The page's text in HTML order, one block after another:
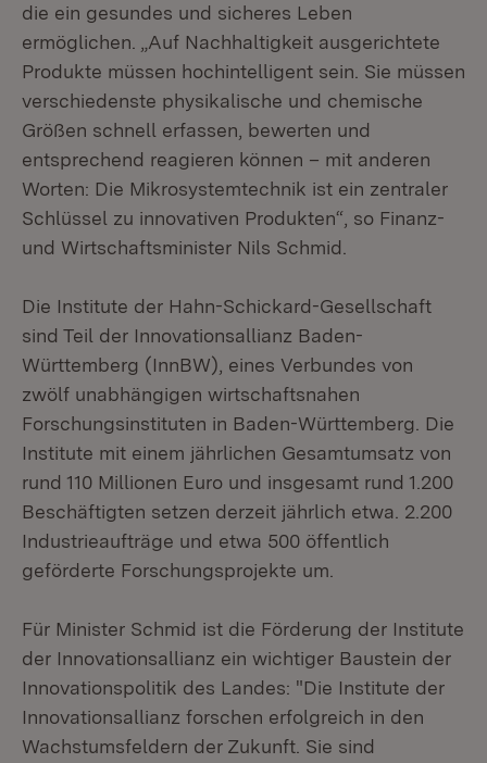
die ein gesundes und sicheres Leben
ermöglichen. „Auf Nachhaltigkeit ausgerichtete
Produkte müssen hochintelligent sein. Sie müssen
verschiedenste physikalische und chemische
Größen schnell erfassen, bewerten und
entsprechend reagieren können – mit anderen
Worten: Die Mikrosystemtechnik ist ein zentraler
Schlüssel zu innovativen Produkten“, so Finanz-
und Wirtschaftsminister Nils Schmid.
Die Institute der Hahn-Schickard-Gesellschaft
sind Teil der Innovationsallianz Baden-
Württemberg (InnBW), eines Verbundes von
zwölf unabhängigen wirtschaftsnahen
Forschungsinstituten in Baden-Württemberg. Die
Institute mit einem jährlichen Gesamtumsatz von
rund 110 Millionen Euro und insgesamt rund 1.200
Beschäftigten setzen derzeit jährlich etwa. 2.200
Industrieaufträge und etwa 500 öffentlich
geförderte Forschungsprojekte um.
Für Minister Schmid ist die Förderung der Institute
der Innovationsallianz ein wichtiger Baustein der
Innovationspolitik des Landes: "Die Institute der
Innovationsallianz forschen erfolgreich in den
Wachstumsfeldern der Zukunft. Sie sind